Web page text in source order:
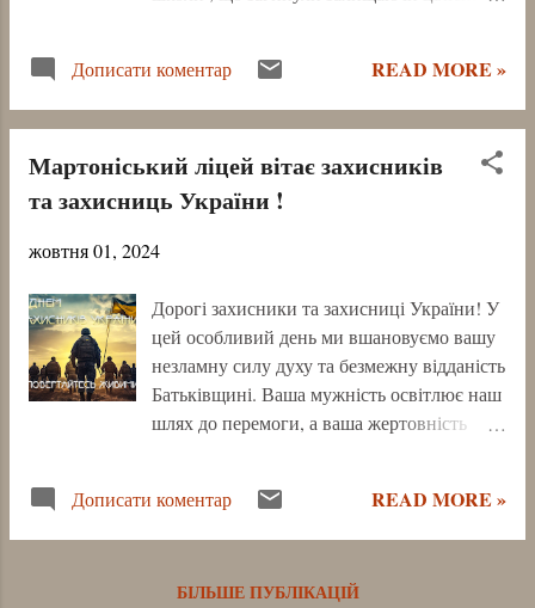
проведенні заходу. За матеріалами:
https://www.facebook.com/share/p/wgwnVXk
FS4oGoZUd/
Дописати коментар READ MORE »
Мартоніський ліцей вітає захисників
та захисниць України !
жовтня 01, 2024
Дорогі захисники та захисниці України! У
цей особливий день ми вшановуємо вашу
незламну силу духу та безмежну відданість
Батьківщині. Ваша мужність освітлює наш
шлях до перемоги, а ваша жертовність
мудрим, а кожен день наближає нас до
миру. Слава Україні! Слава її героям! Хай
у світі і добрим був час. Звертаємось ми з
Дописати коментар READ MORE »
БІЛЬШЕ ПУБЛІКАЦІЙ